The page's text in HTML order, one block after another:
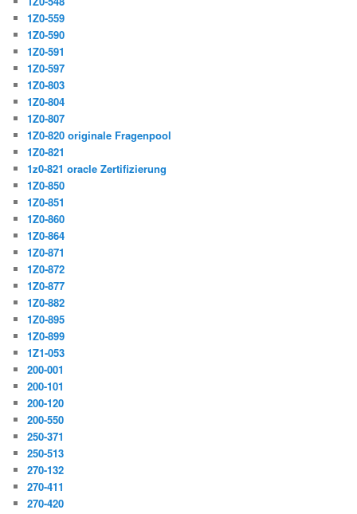
1Z0-559
1Z0-590
1Z0-591
1Z0-597
1Z0-803
1Z0-804
1Z0-807
1Z0-820 originale Fragenpool
1Z0-821
1z0-821 oracle Zertifizierung
1Z0-850
1Z0-851
1Z0-860
1Z0-864
1Z0-871
1Z0-872
1Z0-877
1Z0-882
1Z0-895
1Z0-899
1Z1-053
200-001
200-101
200-120
200-550
250-371
250-513
270-132
270-411
270-420